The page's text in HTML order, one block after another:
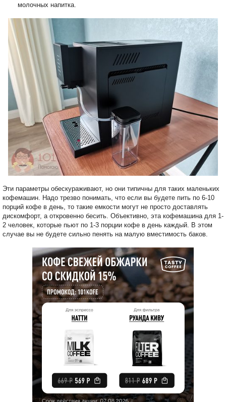
молочных напитка.
Эти параметры обескураживают, но они типичны для таких маленьких
кофемашин. Надо трезво понимать, что если вы будете пить по 6-10
порций кофе в день, то такие емкости могут не просто доставлять
дискомфорт, а откровенно бесить. Объективно, эта кофемашина для 1-
2 человек, которые пьют по 1-3 порции кофе в день каждый. В этом
случае вы не будете сильно пенять на малую вместимость баков.